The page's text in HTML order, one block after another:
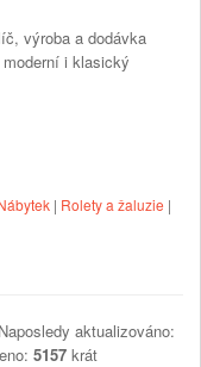
výroba a dodávka
i klasický
| Rolety a žaluzie |
aktualizováno:
5157 krát